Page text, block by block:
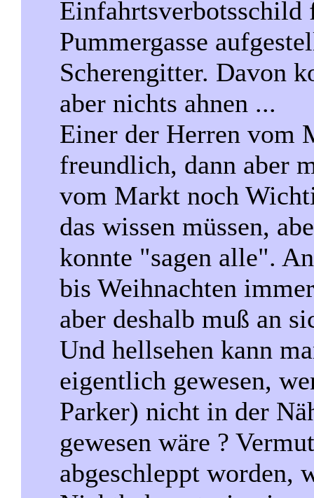
Einfahrtsverbotsschild
Pummergasse
Scherengitter. Davon
aber nichts ahnen ...
Einer der Herren vom
freundlich, dann aber
vom Markt noch
das wissen müssen,
konnte "sagen alle".
bis Weihnachten
aber deshalb muß an
Und hellsehen kann
eigentlich gewesen,
Parker) nicht in der
gewesen wäre ?
abgeschleppt worden,